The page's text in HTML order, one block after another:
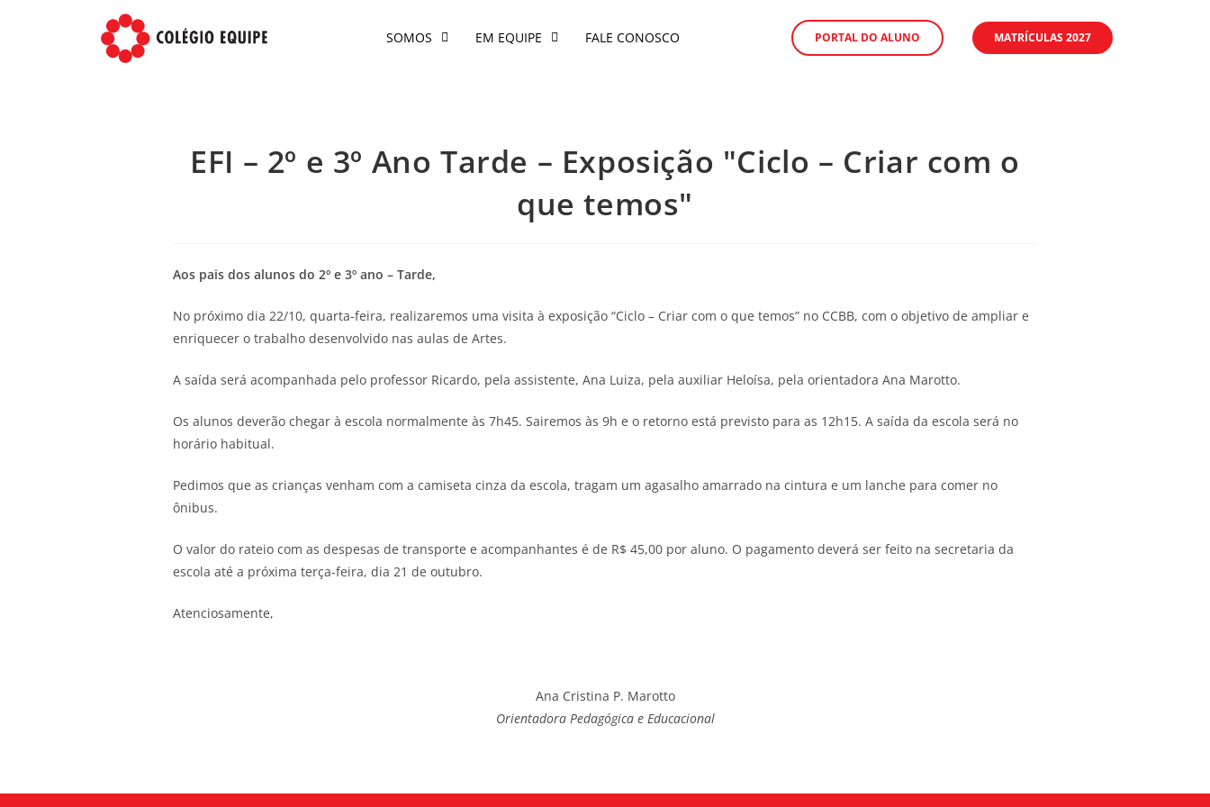
SOMOS EM EQUIPE FALE CONOSCO PORTAL DO ALUNO MATRÍCULAS 2027
EFI – 2º e 3º Ano Tarde – Exposição "Ciclo – Criar com o
que temos"
Aos pais dos alunos do 2º e 3º ano – Tarde,
No próximo dia 22/10, quarta-feira, realizaremos uma visita à exposição “Ciclo – Criar com o que temos” no CCBB, com o objetivo de ampliar e
enriquecer o trabalho desenvolvido nas aulas de Artes.
A saída será acompanhada pelo professor Ricardo, pela assistente, Ana Luiza, pela auxiliar Heloísa, pela orientadora Ana Marotto.
Os alunos deverão chegar à escola normalmente às 7h45. Sairemos às 9h e o retorno está previsto para as 12h15. A saída da escola será no
horário habitual.
Pedimos que as crianças venham com a camiseta cinza da escola, tragam um agasalho amarrado na cintura e um lanche para comer no
ônibus.
O valor do rateio com as despesas de transporte e acompanhantes é de R$ 45,00 por aluno. O pagamento deverá ser feito na secretaria da
escola até a próxima terça-feira, dia 21 de outubro.
Atenciosamente,
Ana Cristina P. Marotto
Orientadora Pedagógica e Educacional